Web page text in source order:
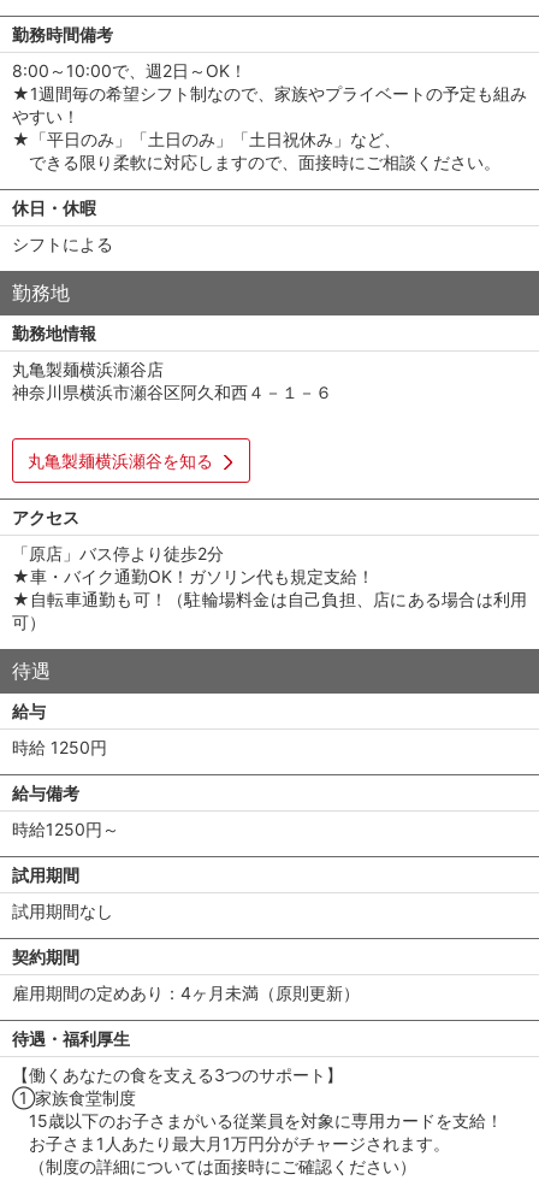
勤務時間備考
8:00～10:00で、週2日～OK！
★1週間毎の希望シフト制なので、家族やプライベートの予定も組み
やすい！
★「平日のみ」「土日のみ」「土日祝休み」など、
できる限り柔軟に対応しますので、面接時にご相談ください。
休日・休暇
シフトによる
勤務地
勤務地情報
丸亀製麺横浜瀬谷店
神奈川県横浜市瀬谷区阿久和西４－１－６
丸亀製麺横浜瀬谷を知る
アクセス
「原店」バス停より徒歩2分
★車・バイク通勤OK！ガソリン代も規定支給！
★自転車通勤も可！（駐輪場料金は自己負担、店にある場合は利用
可）
待遇
給与
時給 1250円
給与備考
時給1250円～
試用期間
試用期間なし
契約期間
雇用期間の定めあり：4ヶ月未満（原則更新）
待遇・福利厚生
【働くあなたの食を支える3つのサポート】
①家族食堂制度
15歳以下のお子さまがいる従業員を対象に専用カードを支給！
お子さま1人あたり最大月1万円分がチャージされます。
（制度の詳細については面接時にご確認ください）